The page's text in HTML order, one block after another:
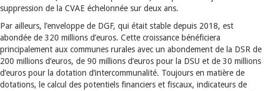
suppression de la CVAE échelonnée sur deux ans.
Par ailleurs, l’enveloppe de DGF, qui était stable depuis 2018, est
abondée de 320 millions d’euros. Cette croissance bénéficiera
principalement aux communes rurales avec un abondement de la DSR de
200 millions d’euros, de 90 millions d’euros pour la DSU et de 30 millions
d’euros pour la dotation d’intercommunalité. Toujours en matière de
dotations, le calcul des potentiels financiers et fiscaux, indicateurs de